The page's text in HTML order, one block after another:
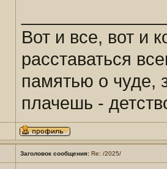
Вот и все, вот и
расставаться
памятью о чуде,
плачешь -
Заголовок сообщения: Re: /2025/